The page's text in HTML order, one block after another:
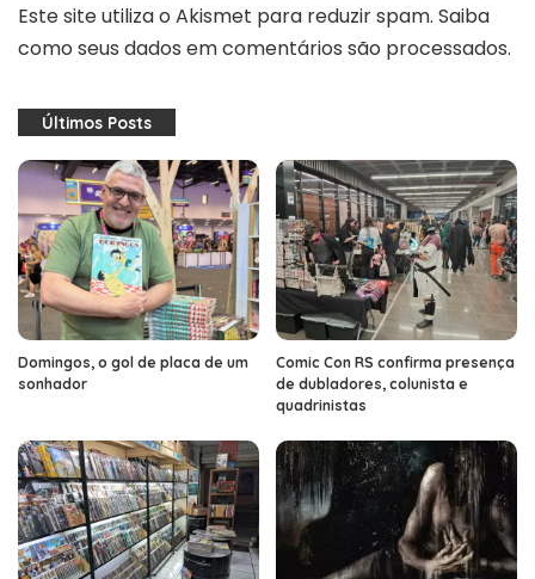
Este site utiliza o Akismet para reduzir spam. Saiba
como seus dados em comentários são processados.
Últimos Posts
Domingos, o gol de placa de um
sonhador
Comic Con RS confirma presença
de dubladores, colunista e
quadrinistas